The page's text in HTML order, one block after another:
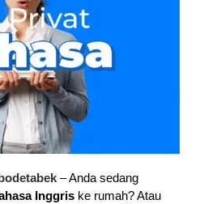
– Anda sedang
Inggris ke rumah? Atau